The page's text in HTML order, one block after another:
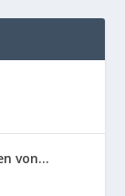
von…